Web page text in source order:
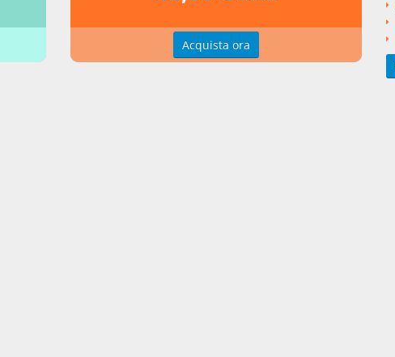
Decreto Legislativo del 2019 numero 14
Percorsi argomentali
Acquista ora